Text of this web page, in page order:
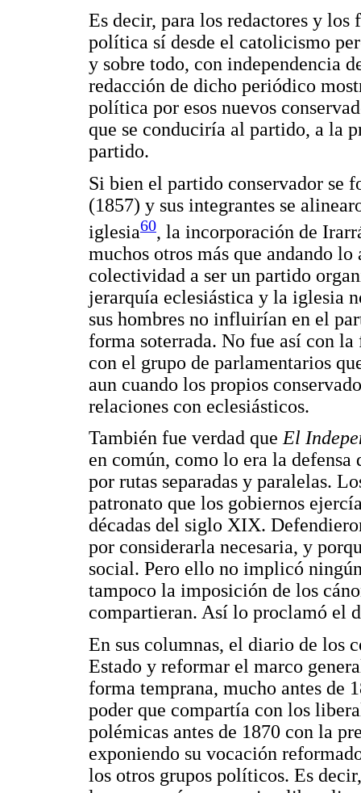
Es decir, para los redactores y
política sí desde el catolicismo
y sobre todo, con independencia
redacción de dicho periódico
política por esos nuevos
que se conduciría al partido, a la
partido.
Si bien el partido conservador se
(1857) y sus integrantes se
iglesia60, la incorporación de
muchos otros más que andando
colectividad a ser un partido
jerarquía eclesiástica y la iglesia
sus hombres no influirían en el
forma soterrada. No fue así con
con el grupo de parlamentarios
aun cuando los propios
relaciones con eclesiásticos.
También fue verdad que El
en común, como lo era la
por rutas separadas y paralelas.
patronato que los gobiernos
décadas del siglo XIX.
por considerarla necesaria, y
social. Pero ello no implicó
tampoco la imposición de los
compartieran. Así lo proclamó el
En sus columnas, el diario de los
Estado y reformar el marco
forma temprana, mucho antes de
poder que compartía con los
polémicas antes de 1870 con la
exponiendo su vocación
los otros grupos políticos. Es